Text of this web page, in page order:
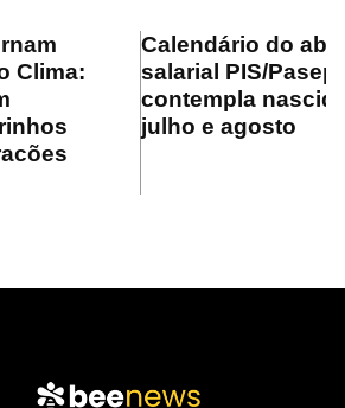
Clima:
Calendário do
salarial PIS/Pasep
contempla
julho e agosto